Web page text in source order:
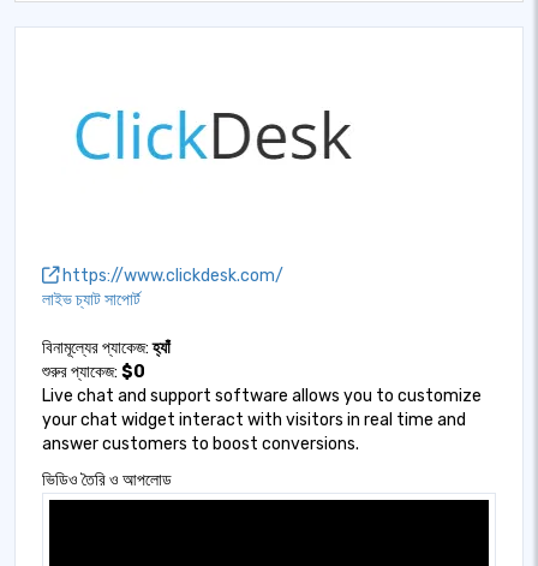
https://www.clickdesk.com/
লাইভ চ্যাট সাপোর্ট
বিনামূল্যের প্যাকেজ:হ্যাঁ
শুরুর প্যাকেজ: $0
Live chat and support software allows you to customize
your chat widget interact with visitors in real time and
answer customers to boost conversions.
ভিডিও তৈরি ও আপলোড